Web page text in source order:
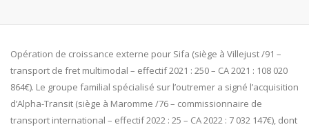
Opération de croissance externe pour Sifa (siège à Villejust /91 –
transport de fret multimodal – effectif 2021 : 250 – CA 2021 : 108 020
864€). Le groupe familial spécialisé sur l’outremer a signé l’acquisition
d’Alpha-Transit (siège à Maromme /76 – commissionnaire de
transport international – effectif 2022 : 25 – CA 2022 : 7 032 147€), dont